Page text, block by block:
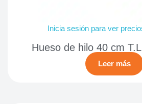
Inicia sesión para ver
Hueso de hilo 40 cm
Leer más